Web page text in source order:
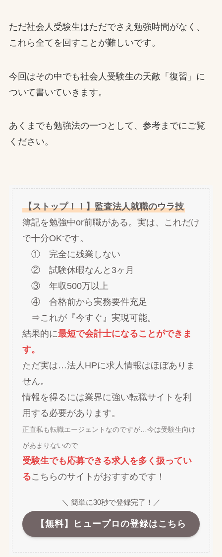
ただ社会人受験生はただでさえ勉強時間がなく、
これら全てを回すことが難しいです。
今回はその中でも社会人受験生の天敵「復習」に
ついて書いていきます。
あくまでも勉強法の一つとして、参考までにご覧
ください。
【ストップ！！】監査法人就職のウラ技
簿記を勉強中or前職がある。実は、これだけ
で十分OKです。
① 完全に残業しない
② 試験休暇なんと3ヶ月
③ 年収500万以上
④ 合格前から実務要件充足
⇒これが『今すぐ』実現可能。
結果的に最短で会計士になることができま
す。
ただ実は…法人HPに求人情報はほぼありま
せん。
情報を得るには業界に強い転職サイトを利
用する必要があります。
正直私も転職エージェントなのですが…今は受験生向け
があまりないので
受験生でも応募できる求人を多く扱ってい
るこちらのサイトがおすすめです！
＼ 簡単に30秒で登録完了！／
【無料】ヒュープロの登録はこちら